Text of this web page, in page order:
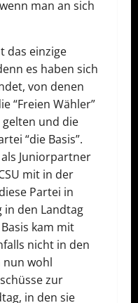
man an sich
das einzige
es haben sich
von denen
“Freien Wähler”
und die
“die Basis”.
Juniorpartner
mit in der
Partei in
in den Landtag
kam mit
nicht in den
nun wohl
zur
in den sie